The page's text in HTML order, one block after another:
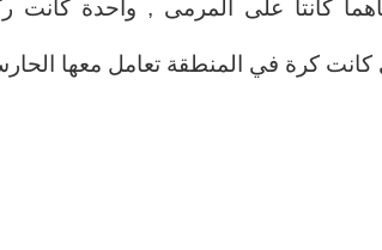
كانتا على المرمى , واحدة كانت
كانت كرة في المنطقة تعامل معها